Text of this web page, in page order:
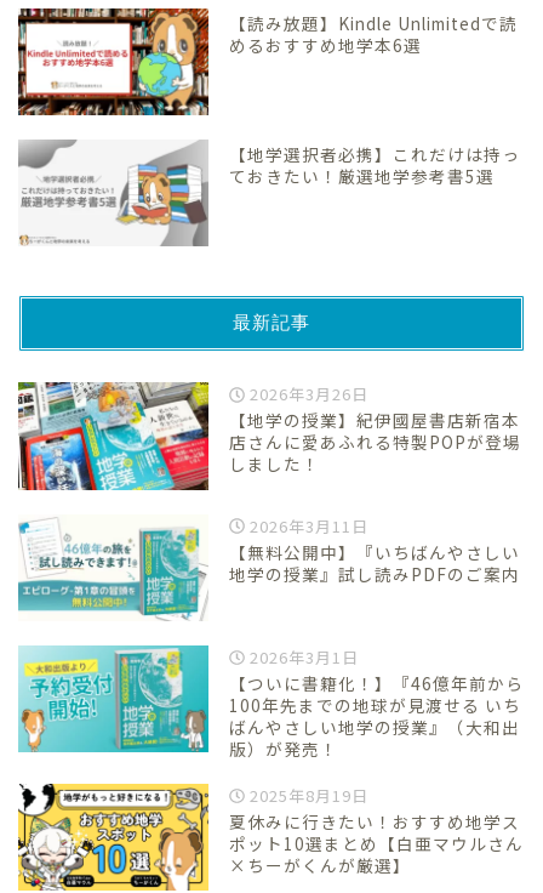
【読み放題】Kindle Unlimitedで読
めるおすすめ地学本6選
【地学選択者必携】これだけは持っ
ておきたい！厳選地学参考書5選
最新記事
2026年3月26日
【地学の授業】紀伊國屋書店新宿本
店さんに愛あふれる特製POPが登場
しました！
2026年3月11日
【無料公開中】『いちばんやさしい
地学の授業』試し読みPDFのご案内
2026年3月1日
【ついに書籍化！】『46億年前から
100年先までの地球が見渡せる いち
ばんやさしい地学の授業』（大和出
版）が発売！
2025年8月19日
夏休みに行きたい！おすすめ地学ス
ポット10選まとめ【白亜マウルさん
×ちーがくんが厳選】